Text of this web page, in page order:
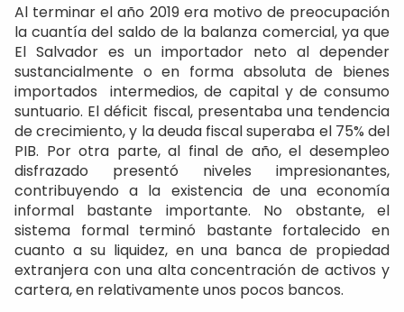
Al terminar el año 2019 era motivo de preocupación
la cuantía del saldo de la balanza comercial, ya que
El Salvador es un importador neto al depender
sustancialmente o en forma absoluta de bienes
importados intermedios, de capital y de consumo
suntuario. El déficit fiscal, presentaba una tendencia
de crecimiento, y la deuda fiscal superaba el 75% del
PIB. Por otra parte, al final de año, el desempleo
disfrazado presentó niveles impresionantes,
contribuyendo a la existencia de una economía
informal bastante importante. No obstante, el
sistema formal terminó bastante fortalecido en
cuanto a su liquidez, en una banca de propiedad
extranjera con una alta concentración de activos y
cartera, en relativamente unos pocos bancos.